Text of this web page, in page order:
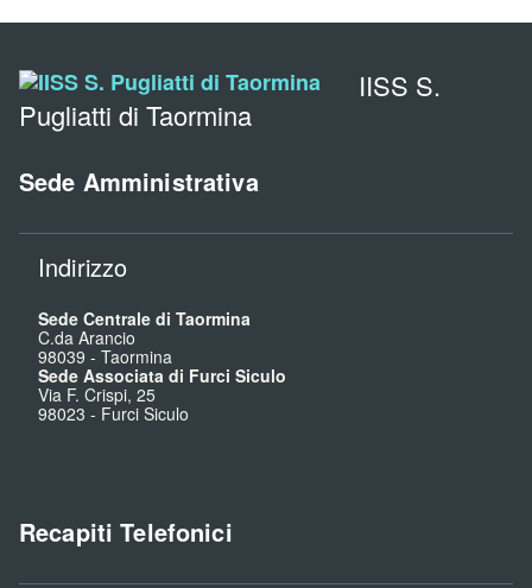
IISS S.
Pugliatti di Taormina
Sede Amministrativa
Indirizzo
Sede Centrale di Taormina
C.da Arancio
98039 - Taormina
Sede Associata di Furci Siculo
Via F. Crispi, 25
98023 - Furci Siculo
Recapiti Telefonici